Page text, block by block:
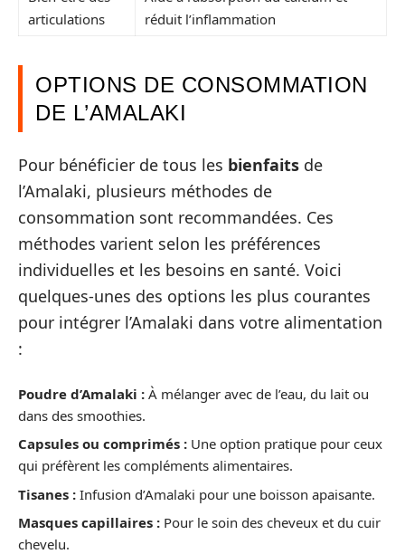
articulations
réduit l’inflammation
OPTIONS DE CONSOMMATION
DE L’AMALAKI
Pour bénéficier de tous les bienfaits de
l’Amalaki, plusieurs méthodes de
consommation sont recommandées. Ces
méthodes varient selon les préférences
individuelles et les besoins en santé. Voici
quelques-unes des options les plus courantes
pour intégrer l’Amalaki dans votre alimentation
:
Poudre d’Amalaki : À mélanger avec de l’eau, du lait ou
dans des smoothies.
Capsules ou comprimés : Une option pratique pour ceux
qui préfèrent les compléments alimentaires.
Tisanes : Infusion d’Amalaki pour une boisson apaisante.
Masques capillaires : Pour le soin des cheveux et du cuir
chevelu.